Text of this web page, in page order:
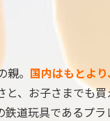
。 国内はもとよ
、お子さまでも
道玩具であるプ